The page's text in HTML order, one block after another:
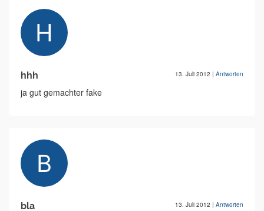
hhh 13. Juli 2012 | Antworten
ja gut gemachter fake
bla 13. Juli 2012 | Antworten